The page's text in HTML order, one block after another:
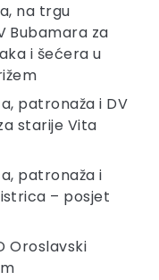
na trgu
Bubamara za
i šećera u
patronaža i DV
starije Vita
patronaža i
– posjet
Oroslavski